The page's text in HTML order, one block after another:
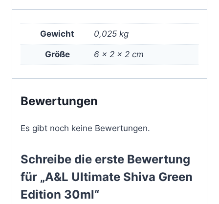
Gewicht 0,025 kg
Größe 6 × 2 × 2 cm
Bewertungen
Es gibt noch keine Bewertungen.
Schreibe die erste Bewertung
für „A&L Ultimate Shiva Green
Edition 30ml“